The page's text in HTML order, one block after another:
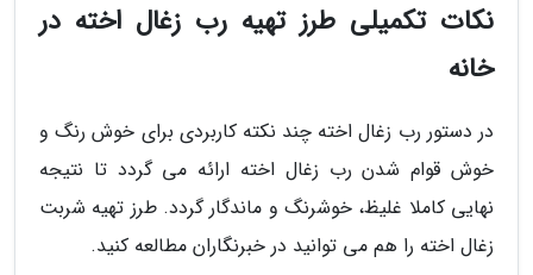
نکات تکمیلی طرز تهیه رب زغال اخته در
خانه
در دستور رب زغال اخته چند نکته کاربردی برای خوش رنگ و
خوش قوام شدن رب زغال اخته ارائه می گردد تا نتیجه
نهایی کاملا غلیظ، خوشرنگ و ماندگار گردد. طرز تهیه شربت
زغال اخته را هم می توانید در خبرنگاران مطالعه کنید.